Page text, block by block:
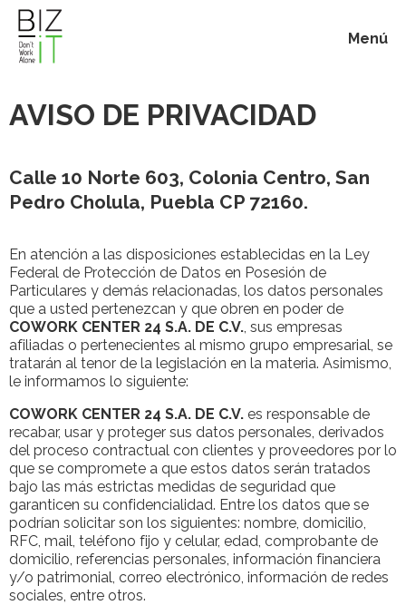
Menú
Inicio
Beneficios
Blog
Acerca de
Contacto
AVISO DE PRIVACIDAD
Calle 10 Norte 603, Colonia Centro, San
Pedro Cholula, Puebla CP 72160.
En atención a las disposiciones establecidas en la Ley
Federal de Protección de Datos en Posesión de
Particulares y demás relacionadas, los datos personales
que a usted pertenezcan y que obren en poder de
COWORK CENTER 24 S.A. DE C.V., sus empresas
afiliadas o pertenecientes al mismo grupo empresarial, se
tratarán al tenor de la legislación en la materia. Asimismo,
le informamos lo siguiente:
COWORK CENTER 24 S.A. DE C.V. es responsable de
recabar, usar y proteger sus datos personales, derivados
del proceso contractual con clientes y proveedores por lo
que se compromete a que estos datos serán tratados
bajo las más estrictas medidas de seguridad que
garanticen su confidencialidad. Entre los datos que se
podrían solicitar son los siguientes: nombre, domicilio,
RFC, mail, teléfono fijo y celular, edad, comprobante de
domicilio, referencias personales, información financiera
y/o patrimonial, correo electrónico, información de redes
sociales, entre otros.